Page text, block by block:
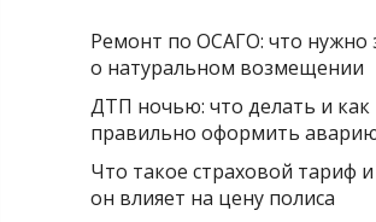
Ремонт по ОСАГО: что нужно
о натуральном возмещении
ДТП ночью: что делать и как
правильно оформить
Что такое страховой тариф
он влияет на цену полиса